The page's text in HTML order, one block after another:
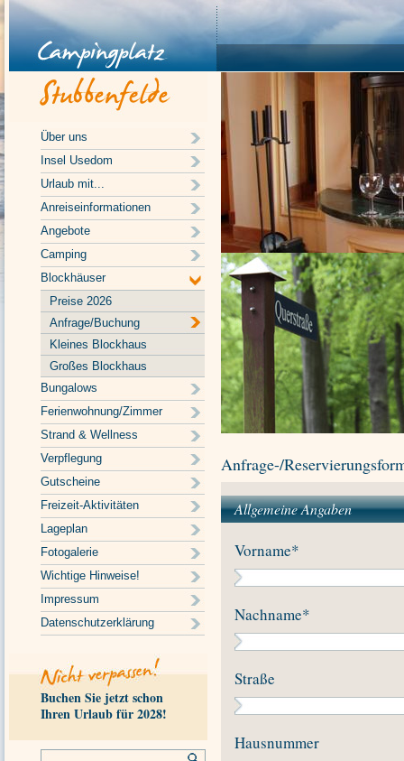
Über uns
Insel Usedom
Urlaub mit...
Anreiseinformationen
Angebote
Camping
Blockhäuser
Preise 2026
Anfrage/Buchung
Kleines Blockhaus
Großes Blockhaus
Bungalows
Ferienwohnung/Zimmer
Strand & Wellness
Verpflegung
Gutscheine
Freizeit-Aktivitäten
Lageplan
Fotogalerie
Wichtige Hinweise!
Impressum
Datenschutzerklärung
Buchen Sie jetzt schon
Ihren Urlaub für 2028!
Anfrage-/
Allgemeine Angaben
Vorname*
Nachname*
Straße
Hausnummer